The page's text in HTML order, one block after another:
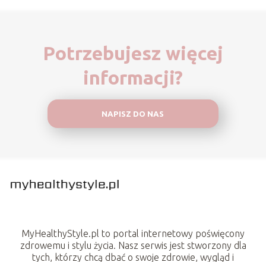
Potrzebujesz więcej
informacji?
NAPISZ DO NAS
MyHealthyStyle.pl to portal internetowy poświęcony
zdrowemu i stylu życia. Nasz serwis jest stworzony dla
tych, którzy chcą dbać o swoje zdrowie, wygląd i